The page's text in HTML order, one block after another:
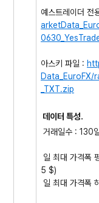
예스트레이더 전
아스키 파일 :
Data_EuroFX/
_TXT.zip
데이터 특성.
거래일수 : 130
일 최대 가격폭
5 $)
일 최대 가격폭